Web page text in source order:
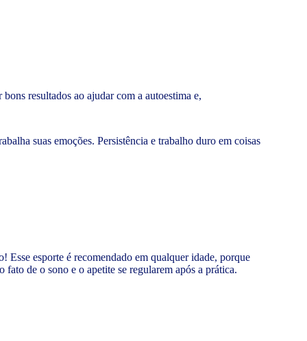
resultados ao ajudar com a autoestima e,
suas emoções. Persistência e trabalho duro em coisas
Esse esporte é recomendado em qualquer idade, porque
de o sono e o apetite se regularem após a prática.